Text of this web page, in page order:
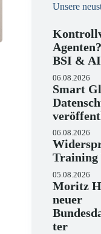
Unsere
BSI &
06.08.2026
Smart
06.08.2026
Training
05.08.2026
Moritz
neuer
ter